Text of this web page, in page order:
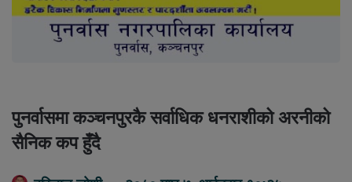
पुनर्वासमा कञ्चनपुरकै सर्वाधिक धनराशीको अरनीको
सैनिक कप हुँदै